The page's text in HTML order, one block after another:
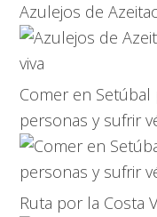
Azulejos de
Comer en
personas y sufrir
Ruta por la Costa